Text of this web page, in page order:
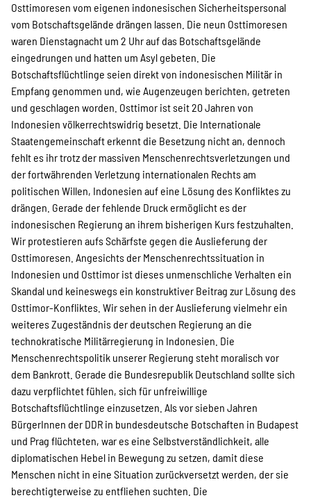
SPENDEN
Über uns
Transparenz
Kontakt
english
Indonesian
Suche
Osttimoresen vom eigenen indonesischen Sicherheitspersonal
vom Botschaftsgelände drängen lassen. Die neun Osttimoresen
waren Dienstagnacht um 2 Uhr auf das Botschaftsgelände
eingedrungen und hatten um Asyl gebeten. Die
Botschaftsflüchtlinge seien direkt von indonesischen Militär in
Empfang genommen und, wie Augenzeugen berichten, getreten
und geschlagen worden. Osttimor ist seit 20 Jahren von
Indonesien völkerrechtswidrig besetzt. Die Internationale
Staatengemeinschaft erkennt die Besetzung nicht an, dennoch
fehlt es ihr trotz der massiven Menschenrechtsverletzungen und
der fortwährenden Verletzung internationalen Rechts am
politischen Willen, Indonesien auf eine Lösung des Konfliktes zu
drängen. Gerade der fehlende Druck ermöglicht es der
indonesischen Regierung an ihrem bisherigen Kurs festzuhalten.
Wir protestieren aufs Schärfste gegen die Auslieferung der
Osttimoresen. Angesichts der Menschenrechtssituation in
Indonesien und Osttimor ist dieses unmenschliche Verhalten ein
Skandal und keineswegs ein konstruktiver Beitrag zur Lösung des
Osttimor-Konfliktes. Wir sehen in der Auslieferung vielmehr ein
weiteres Zugeständnis der deutschen Regierung an die
technokratische Militärregierung in Indonesien. Die
Menschenrechtspolitik unserer Regierung steht moralisch vor
dem Bankrott. Gerade die Bundesrepublik Deutschland sollte sich
dazu verpflichtet fühlen, sich für unfreiwillige
Botschaftsflüchtlinge einzusetzen. Als vor sieben Jahren
BürgerInnen der DDR in bundesdeutsche Botschaften in Budapest
und Prag flüchteten, war es eine Selbstverständlichkeit, alle
diplomatischen Hebel in Bewegung zu setzen, damit diese
Menschen nicht in eine Situation zurückversetzt werden, der sie
berechtigterweise zu entfliehen suchten. Die